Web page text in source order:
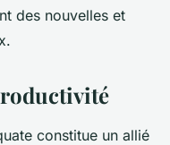
des nouvelles et
constitue un allié